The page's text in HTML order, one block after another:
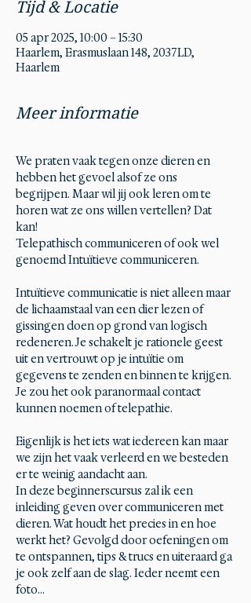
Tijd & Locatie
05 apr 2025, 10:00 – 15:30
Haarlem, Erasmuslaan 148, 2037LD,
Haarlem
Meer informatie
We praten vaak tegen onze dieren en
hebben het gevoel alsof ze ons
begrijpen. Maar wil jij ook leren om te
horen wat ze ons willen vertellen? Dat
kan!
Telepathisch communiceren of ook wel
genoemd Intuïtieve communiceren.
Intuïtieve communicatie is niet alleen maar
de lichaamstaal van een dier lezen of
gissingen doen op grond van logisch
redeneren. Je schakelt je rationele geest
uit en vertrouwt op je intuïtie om
gegevens te zenden en binnen te krijgen.
Je zou het ook paranormaal contact
kunnen noemen of telepathie.
Eigenlijk is het iets wat iedereen kan maar
we zijn het vaak verleerd en we besteden
er te weinig aandacht aan.
In deze beginnerscursus zal ik een
inleiding geven over communiceren met
dieren. Wat houdt het precies in en hoe
werkt het? Gevolgd door oefeningen om
te ontspannen, tips & trucs en uiteraard ga
je ook zelf aan de slag. Ieder neemt een
foto…